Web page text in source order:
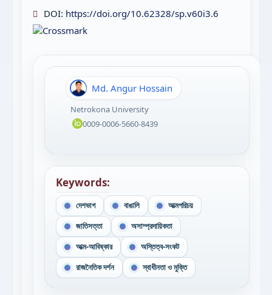
DOI: https://doi.org/10.62328/sp.v60i3.6
Md. Angur Hossain
Netrokona University
0009-0006-5660-8439
Keywords:
দেশভাগ বাঙালি
আত্মপরিচয়
জাতিসত্তা
অসাম্প্রদায়িকতা
আত্ম-আবিষ্কার
অস্তিত্ব-সংকট
রাজনৈতিক দর্শন
স্বাধীনতা ও মুক্তি